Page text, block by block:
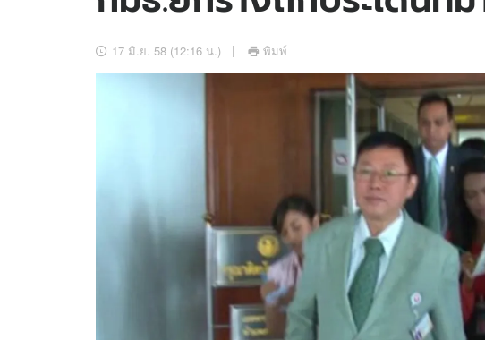
ข่าวบันเทิง
สถิติหวยไทย
ดาวน์โหลดสนุกแอปฟรี ติดตามสนุกโซเชียลได้ที่
บริษัท อิมเมจ ฟิวเจอร์ (ประเทศไทย) จำกัด
17 มิ.ย. 58 (12:16 น.) พิมพ์